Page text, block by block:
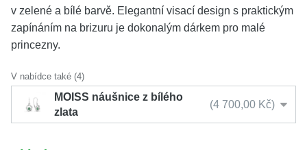
v zelené a bílé barvě. Elegantní visací design s praktickým
zapínáním na brizuru je dokonalým dárkem pro malé
princezny.
V nabídce také (4)
MOISS náušnice z bílého
zlata
4 700,00 Kč